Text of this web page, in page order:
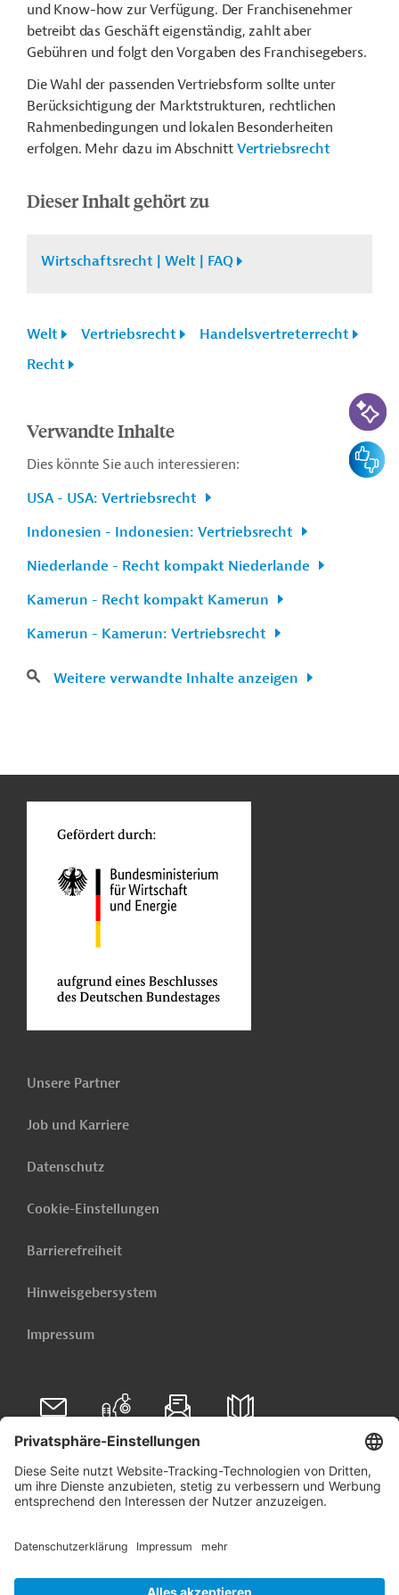
und Know-how zur Verfügung. Der Franchisenehmer
betreibt das Geschäft eigenständig, zahlt aber
Gebühren und folgt den Vorgaben des Franchisegebers.
Die Wahl der passenden Vertriebsform sollte unter
Berücksichtigung der Marktstrukturen, rechtlichen
Rahmenbedingungen und lokalen Besonderheiten
erfolgen. Mehr dazu im Abschnitt Vertriebsrecht
Dieser Inhalt gehört zu
Wirtschaftsrecht | Welt | FAQ
Welt Vertriebsrecht
Handelsvertreterrecht
Recht
Verwandte Inhalte
Dies könnte Sie auch interessieren:
USA - USA: Vertriebsrecht
Indonesien - Indonesien: Vertriebsrecht
Niederlande - Recht kompakt Niederlande
Kamerun - Recht kompakt Kamerun
Kamerun - Kamerun: Vertriebsrecht
Weitere verwandte Inhalte anzeigen
Unsere Partner
Job und Karriere
Datenschutz
Cookie-Einstellungen
Barrierefreiheit
Hinweisgebersystem
Impressum
Folgen Sie uns auf
Linkedin
KI-